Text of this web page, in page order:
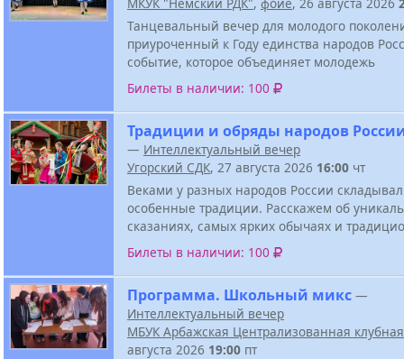
Танцевальный вечер для молодого
приуроченный к Году единства народов
событие, которое объединяет молодежь
Билеты в наличии: 100
Традиции и обряды народов
— Интеллектуальный вечер
Угорский СДК, 27 августа 2026 16:00 чт
Веками у разных народов России
особенные традиции. Расскажем об
сказаниях, самых ярких обычаях и
Билеты в наличии: 100
Программа. Школьный микс —
Интеллектуальный вечер
МБУК Арбажская Централизованная
августа 2026 19:00 пт